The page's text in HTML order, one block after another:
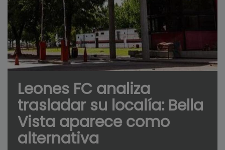
Leones FC analiza
trasladar su localía: Bella
Vista aparece como
alternativa